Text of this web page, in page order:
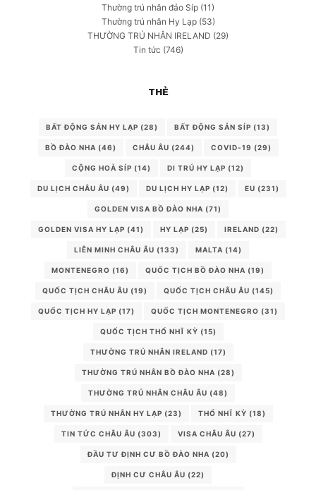
Thường trú nhân đảo Síp (11)
Thường trú nhân Hy Lạp(53)
THƯỜNG TRÚ NHÂN IRELAND (29)
Tin tức (746)
THẺ
BẤT ĐỘNG SẢN HY LẠP (28) BẤT ĐỘNG SẢN SÍP (13)
BỒ ĐÀO NHA (46) CHÂU ÂU (244) COVID-19 (29)
CỘNG HOÀ SÍP (14) DI TRÚ HY LẠP (12)
DU LỊCH CHÂU ÂU (49) DU LỊCH HY LẠP (12) EU (231)
GOLDEN VISA BỒ ĐÀO NHA (71)
GOLDEN VISA HY LẠP (41) HY LẠP (25) IRELAND (22)
LIÊN MINH CHÂU ÂU (133) MALTA (14)
MONTENEGRO (16) QUỐC TỊCH BỒ ĐÀO NHA (19)
QUỐC TỊCH CHÂU ÂU (19) QUỐC TỊCH CHÂU ÂU (145)
QUỐC TỊCH HY LẠP (17) QUỐC TỊCH MONTENEGRO (31)
QUỐC TỊCH THỔ NHĨ KỲ (15)
THƯỜNG TRÚ NHÂN IRELAND (17)
THƯỜNG TRÚ NHÂN BỒ ĐÀO NHA (28)
THƯỜNG TRÚ NHÂN CHÂU ÂU (48)
THƯỜNG TRÚ NHÂN HY LẠP (23) THỔ NHĨ KỲ (18)
TIN TỨC CHÂU ÂU (303) VISA CHÂU ÂU (27)
ĐẦU TƯ ĐỊNH CƯ BỒ ĐÀO NHA (20)
ĐỊNH CƯ CHÂU ÂU (22)